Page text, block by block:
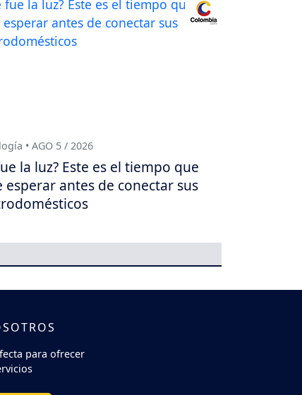
• AGO 5 / 2026
la luz? Este es el tiempo que
esperar antes de conectar sus
para ofrecer